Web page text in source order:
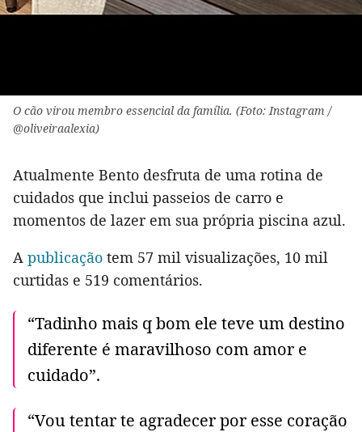
O cão virou membro essencial da família. (Foto: Instagram /
@oliveiraalexia)
Atualmente Bento desfruta de uma rotina de
cuidados que inclui passeios de carro e
momentos de lazer em sua própria piscina azul.
A publicação tem 57 mil visualizações, 10 mil
curtidas e 519 comentários.
“Tadinho mais q bom ele teve um destino
diferente é maravilhoso com amor e
cuidado”.
“Vou tentar te agradecer por esse coração